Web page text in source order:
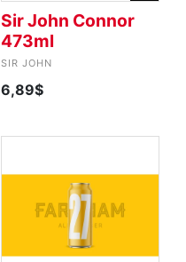
Sir John Connor
473ml
SIR JOHN
6,89$